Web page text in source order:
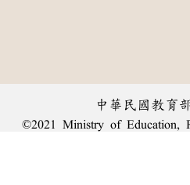
中華民國教育
©2021 Ministry of Education,